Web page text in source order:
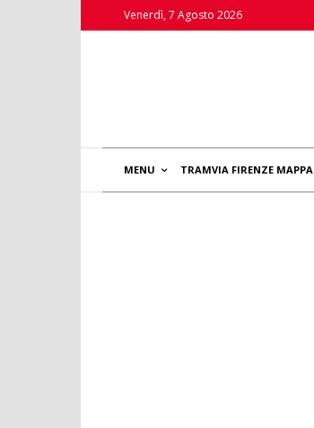
Venerdì, 7 Agosto 2026
MENU TRAMVIA FIRENZE MAPPA